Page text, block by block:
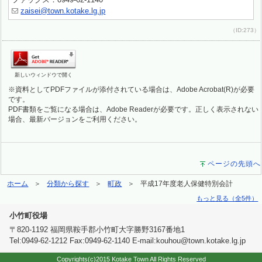
zaisei@town.kotake.lg.jp
（ID:273）
新しいウィンドウで開く
※資料としてPDFファイルが添付されている場合は、Adobe Acrobat(R)が必要
です。
PDF書類をご覧になる場合は、Adobe Readerが必要です。正しく表示されない
場合、最新バージョンをご利用ください。
ページの先頭へ
ホーム 分類から探す 町政 平成17年度老人保健特別会計
もっと見る（全5件）
小竹町役場
〒820-1192 福岡県鞍手郡小竹町大字勝野3167番地1
Tel:0949-62-1212 Fax:0949-62-1140 E-mail:kouhou@town.kotake.lg.jp
Copyrights(c)2015 Kotake Town All Rights Reserved